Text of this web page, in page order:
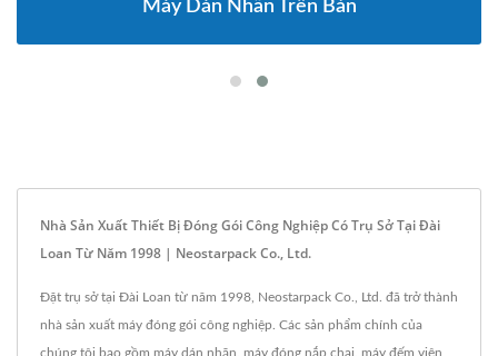
Máy Dán Nhãn Trên Bàn
Nhà Sản Xuất Thiết Bị Đóng Gói Công Nghiệp Có Trụ Sở Tại Đài
Loan Từ Năm 1998 | Neostarpack Co., Ltd.
Đặt trụ sở tại Đài Loan từ năm 1998, Neostarpack Co., Ltd. đã trở thành
nhà sản xuất máy đóng gói công nghiệp. Các sản phẩm chính của
chúng tôi bao gồm máy dán nhãn, máy đóng nắp chai, máy đếm viên